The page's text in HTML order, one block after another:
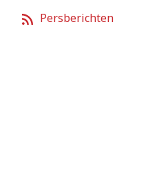
Persberichten